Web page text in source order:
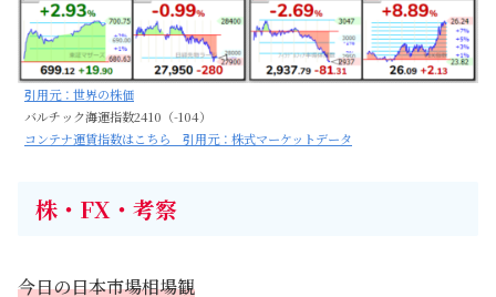
引用元：世界の株価
バルチック海運指数2410（-104）
コンテナ運賃指数はこちら 引用元：株式マーケットデータ
株・FX・考察
今日の日本市場相場観